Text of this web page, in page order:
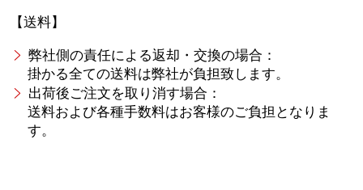
【送料】
弊社側の責任による返却・交換の場合：
掛かる全ての送料は弊社が負担致します。
出荷後ご注文を取り消す場合：
送料および各種手数料はお客様のご負担となりま
す。